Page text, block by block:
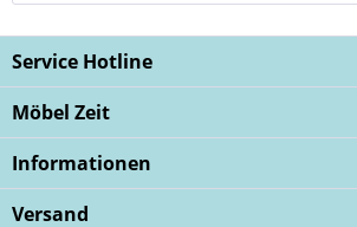
Service Hotline
Möbel Zeit
Informationen
Versand